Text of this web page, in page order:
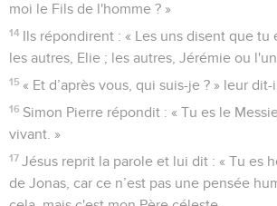
moi le Fils de l'homme ? »
14 Ils répondirent : « Les uns disent que tu
les autres, Elie ; les autres, Jérémie ou
15 « Et d’après vous, qui suis-je ? » leur dit-
16 Simon Pierre répondit : « Tu es le
vivant. »
17 Jésus reprit la parole et lui dit : « Tu es
de Jonas, car ce n’est pas une pensée